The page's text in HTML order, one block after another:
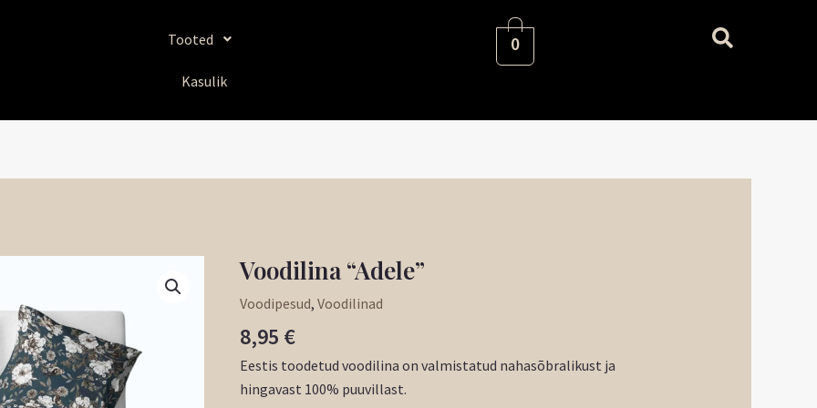
Tooted
Kasulik
0
Voodilina “Adele”
Voodipesud,Voodilinad
8,95 €
Eestis toodetud voodilina on valmistatud nahasõbralikust ja
hingavast 100% puuvillast.
Voodilina
kogus